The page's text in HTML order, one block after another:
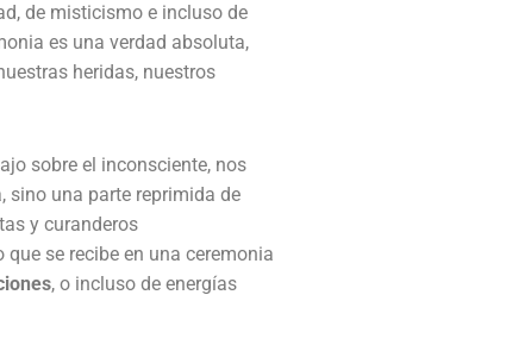
de misticismo e incluso de
es una verdad absoluta,
heridas, nuestros
sobre el inconsciente, nos
sino una parte reprimida de
y curanderos
se recibe en una ceremonia
, o incluso de energías